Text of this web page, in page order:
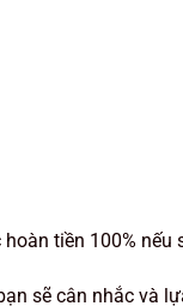
tiền 100%
sẽ cân nhắc và